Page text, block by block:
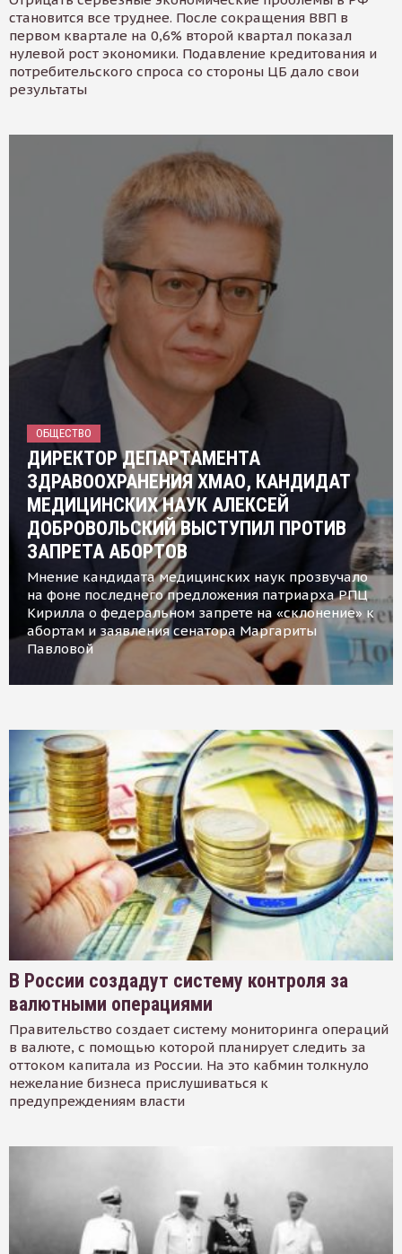
становится все труднее. После сокращения ВВП в
первом квартале на 0,6% второй квартал показал
нулевой рост экономики. Подавление кредитования и
потребительского спроса со стороны ЦБ дало свои
результаты
ОБЩЕСТВО
ДИРЕКТОР ДЕПАРТАМЕНТА
ЗДРАВООХРАНЕНИЯ ХМАО, КАНДИДАТ
МЕДИЦИНСКИХ НАУК АЛЕКСЕЙ
ДОБРОВОЛЬСКИЙ ВЫСТУПИЛ ПРОТИВ
ЗАПРЕТА АБОРТОВ
Мнение кандидата медицинских наук прозвучало
на фоне последнего предложения патриарха РПЦ
Кирилла о федеральном запрете на «склонение» к
абортам и заявления сенатора Маргариты
Павловой
В России создадут систему контроля за
валютными операциями
Правительство создает систему мониторинга операций
в валюте, с помощью которой планирует следить за
оттоком капитала из России. На это кабмин толкнуло
нежелание бизнеса прислушиваться к
предупреждениям власти